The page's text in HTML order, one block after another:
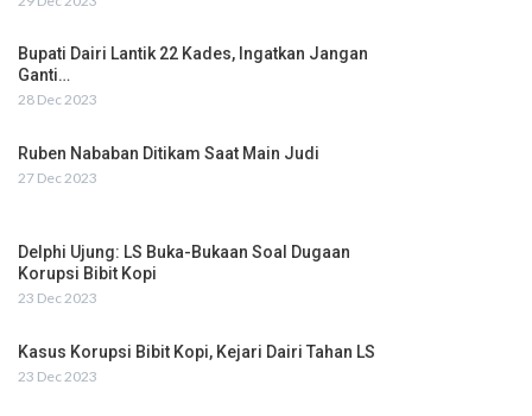
Bupati Dairi Lantik 22 Kades, Ingatkan Jangan
Ganti…
28 Dec 2023
Ruben Nababan Ditikam Saat Main Judi
27 Dec 2023
Delphi Ujung: LS Buka-Bukaan Soal Dugaan
Korupsi Bibit Kopi
23 Dec 2023
Kasus Korupsi Bibit Kopi, Kejari Dairi Tahan LS
23 Dec 2023